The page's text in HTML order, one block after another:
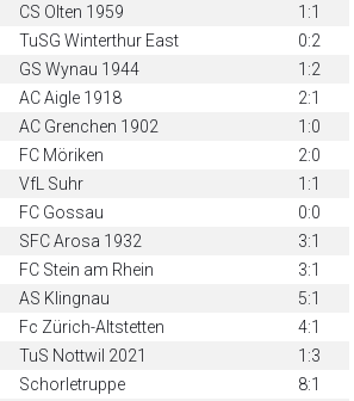
CS Olten 1959
1:1
TuSG Winterthur East
0:2
GS Wynau 1944
1:2
AC Aigle 1918
2:1
AC Grenchen 1902
1:0
FC Möriken
2:0
VfL Suhr
1:1
FC Gossau
0:0
SFC Arosa 1932
3:1
FC Stein am Rhein
3:1
AS Klingnau
5:1
Fc Zürich-Altstetten
4:1
TuS Nottwil 2021
1:3
Schorletruppe
8:1